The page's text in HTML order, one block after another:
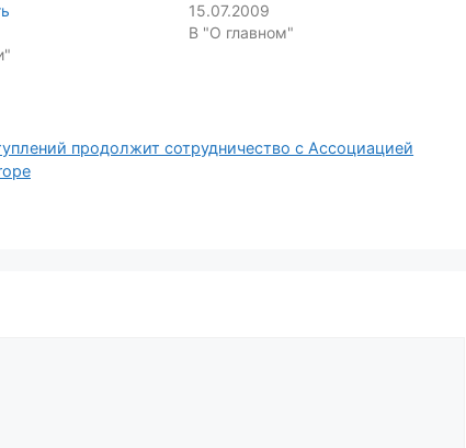
15.07.2009
В "О главном"
продолжит сотрудничество с Ассоциацией